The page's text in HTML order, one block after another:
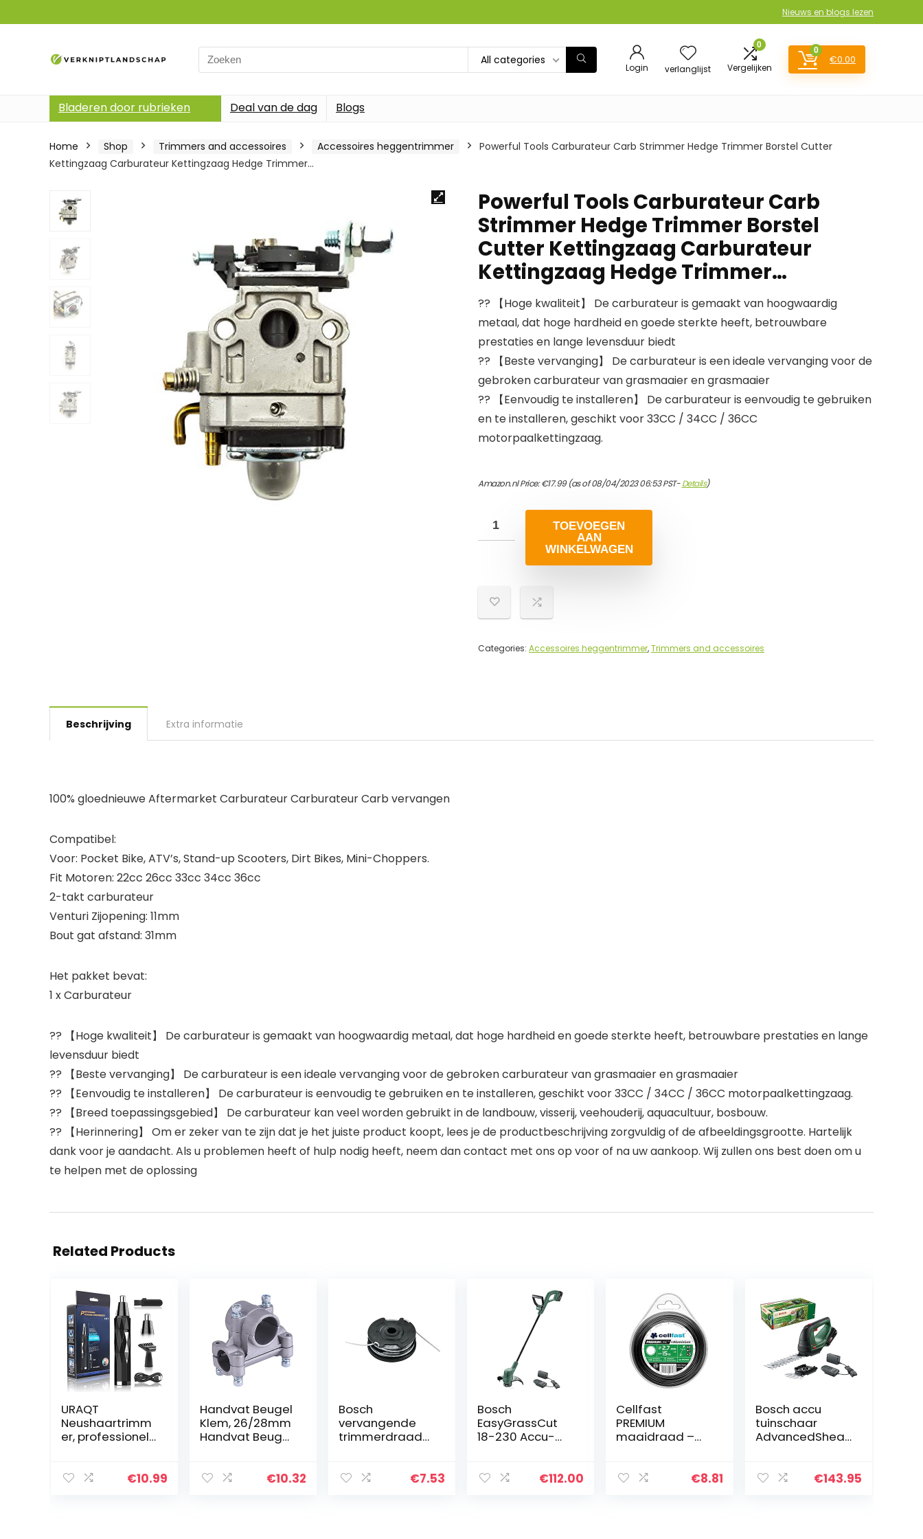
Nieuws en blogs lezen
Search
for:
All categories
Login verlanglijst
0
Vergelijken
0
€0.00
Bladeren door rubrieken Deal van de dag Blogs
Home Shop Trimmers and accessoires Accessoires heggentrimmer
Powerful Tools Carburateur Carb Strimmer Hedge Trimmer Borstel Cutter
Kettingzaag Carburateur Kettingzaag Hedge Trimmer…
Powerful Tools Carburateur Carb
Strimmer Hedge Trimmer Borstel
Cutter Kettingzaag Carburateur
Kettingzaag Hedge Trimmer…
?? 【Hoge kwaliteit】 De carburateur is gemaakt van hoogwaardig
metaal, dat hoge hardheid en goede sterkte heeft, betrouwbare
prestaties en lange levensduur biedt
?? 【Beste vervanging】 De carburateur is een ideale vervanging voor de
gebroken carburateur van grasmaaier en grasmaaier
?? 【Eenvoudig te installeren】 De carburateur is eenvoudig te gebruiken
en te installeren, geschikt voor 33CC / 34CC / 36CC
motorpaalkettingzaag.
Amazon.nl Price:€17.99(as of 08/04/2023 06:53 PST-Details)
TOEVOEGEN
AAN
WINKELWAGEN
Categories: Accessoires heggentrimmer,Trimmers and accessoires
Beschrijving Extra informatie
100% gloednieuwe Aftermarket Carburateur Carburateur Carb vervangen
Compatibel:
Voor: Pocket Bike, ATV’s, Stand-up Scooters, Dirt Bikes, Mini-Choppers.
Fit Motoren: 22cc 26cc 33cc 34cc 36cc
2-takt carburateur
Venturi Zijopening: 11mm
Bout gat afstand: 31mm
Het pakket bevat:
1 x Carburateur
?? 【Hoge kwaliteit】 De carburateur is gemaakt van hoogwaardig metaal, dat hoge hardheid en goede sterkte heeft, betrouwbare prestaties en lange
levensduur biedt
?? 【Beste vervanging】 De carburateur is een ideale vervanging voor de gebroken carburateur van grasmaaier en grasmaaier
?? 【Eenvoudig te installeren】 De carburateur is eenvoudig te gebruiken en te installeren, geschikt voor 33CC / 34CC / 36CC motorpaalkettingzaag.
?? 【Breed toepassingsgebied】 De carburateur kan veel worden gebruikt in de landbouw, visserij, veehouderij, aquacultuur, bosbouw.
?? 【Herinnering】 Om er zeker van te zijn dat je het juiste product koopt, lees je de productbeschrijving zorgvuldig of de afbeeldingsgrootte. Hartelijk
dank voor je aandacht. Als u problemen heeft of hulp nodig heeft, neem dan contact met ons op voor of na uw aankoop. Wij zullen ons best doen om u
te helpen met de oplossing
Related Products
URAQT
Neushaartrimm
er, professionele
neushaartrimm
€10.99
Handvat Beugel
Klem, 26/28mm
Handvat Beugel
Strimmer
€10.32
Bosch
vervangende
trimmerdraad
F016800351
€7.53
Bosch
EasyGrassCut
18-230 Accu-
systeem,
€112.00
Cellfast
PREMIUM
maaidraad –
versterkt met€8.81
Bosch accu
tuinschaar
AdvancedShear
systeem, snoeit
€143.95